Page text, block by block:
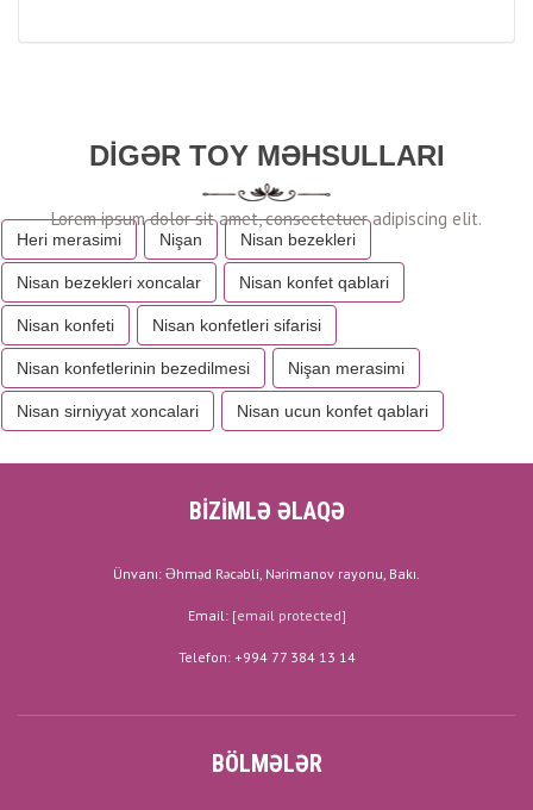
DIGƏR TOY MƏHSULLARI
Heri merasimi Nişan Nisan bezekleri
Nisan bezekleri xoncalar Nisan konfet qablari
Nisan konfeti Nisan konfetleri sifarisi
Nisan konfetlerinin bezedilmesi Nişan merasimi
Nisan sirniyyat xoncalari Nisan ucun konfet qablari
BİZİMLƏ ƏLAQƏ
Ünvanı: Əhməd Rəcəbli, Nərimanov rayonu, Bakı.
Email: [email protected]
Telefon: +994 77 384 13 14
BÖLMƏLƏR